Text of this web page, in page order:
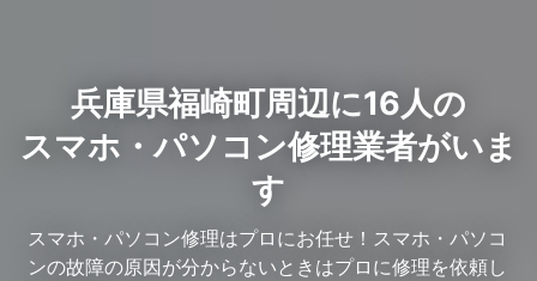
兵庫県福崎町周辺に16人の
スマホ・パソコン修理業者がいま
す
スマホ・パソコン修理はプロにお任せ！スマホ・パソコ
ンの故障の原因が分からないときはプロに修理を依頼し